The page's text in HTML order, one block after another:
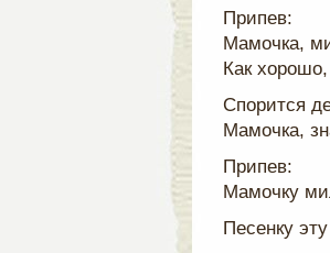
Припев:
Мамочка,
Как
Спорится
Мамочка,
Припев:
Мамочку
Песенку